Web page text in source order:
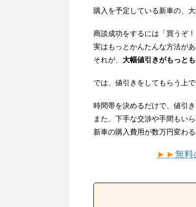
購入を予定している新車の、
商談成功をするには「買うぞ
実はもっとかんたんな方法があ
それが、 大幅値引きがもっと
では、値引きをしてもらう上
時間帯を決めるだけで、値引
また、下手な交渉や手間もいら
新車の購入費用が数万円変わ
►►無料